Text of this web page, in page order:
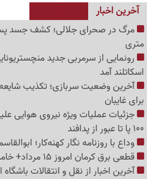
آخرین اخبار
متری
رونمایی از سرمربی جدید
اسکاتلند آمد
آخرین وضعیت سربازی؛ تکذیب
برای غایبان
جزئیات عملیات ویژه نیروی هوایی علیه
100 پا تا عبور از پدافند
وداع با روزنامه نگار کهنه‌کار؛
قطعی برق کرمان امروز 15 مرداد+ خاموشی برق کرمان پنجشنبه
آخرین اخبار از نقل و انتقالات باشگاه